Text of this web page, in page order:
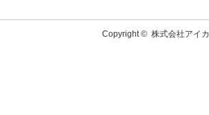
Copyright © 株式会社アイ